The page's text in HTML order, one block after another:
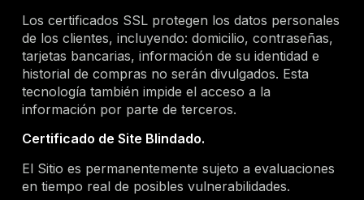
Los certificados SSL protegen los datos personales
de los clientes, incluyendo: domicilio, contraseñas,
tarjetas bancarias, información de su identidad e
historial de compras no serán divulgados. Esta
tecnología también impide el acceso a la
información por parte de terceros.
Certificado de Site Blindado.
El Sitio es permanentemente sujeto a evaluaciones
en tiempo real de posibles vulnerabilidades.